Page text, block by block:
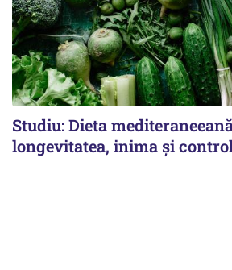
Studiu: Dieta
longevitatea, inima și